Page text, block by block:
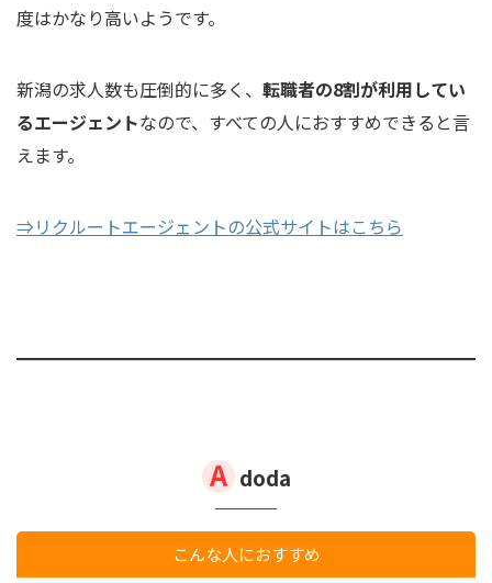
度はかなり高いようです。
新潟の求人数も圧倒的に多く、 転職者の8割が利用してい
るエージェントなので、すべての人におすすめできると言
えます。
⇒リクルートエージェントの公式サイトはこちら
doda
こんな人におすすめ